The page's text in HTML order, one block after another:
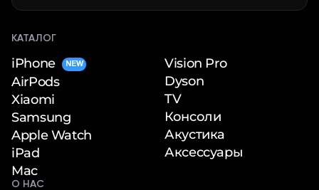
КАТАЛОГ
iPhone NEW
AirPods
Xiaomi
Samsung
Apple Watch
iPad
Mac
Vision Pro
Dyson
TV
Консоли
Акустика
Аксессуары
О НАС